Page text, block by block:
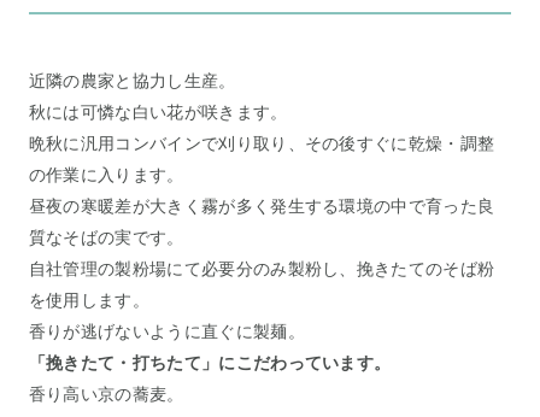
近隣の農家と協力し生産。
秋には可憐な白い花が咲きます。
晩秋に汎用コンバインで刈り取り、その後すぐに乾燥・調整
の作業に入ります。
昼夜の寒暖差が大きく霧が多く発生する環境の中で育った良
質なそばの実です。
自社管理の製粉場にて必要分のみ製粉し、挽きたてのそば粉
を使用します。
香りが逃げないように直ぐに製麺。
「挽きたて・打ちたて」にこだわっています。
香り高い京の蕎麦。